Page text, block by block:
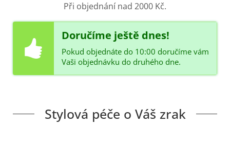
Při objednání nad 2000 Kč.
Doručíme ještě dnes!
Pokud objednáte do 10:00 doručíme vám
Vaši objednávku do druhého dne.
Stylová péče o Váš zrak